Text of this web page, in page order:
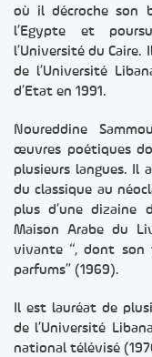
où il décroche son
l’Egypte et
l’Université du
de l’Université
d’Etat en 1991.
Noureddine
œuvres poétiques
plusieurs langues. Il
du classique au
plus d’une dizaine
Maison Arabe du
vivante “, dont son
parfums” (1969).
Il est lauréat de
de l’Université
national télévisé